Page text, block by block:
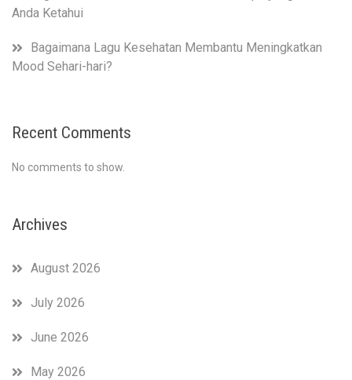
Anda Ketahui
Bagaimana Lagu Kesehatan Membantu Meningkatkan
Mood Sehari-hari?
Recent Comments
No comments to show.
Archives
August 2026
July 2026
June 2026
May 2026